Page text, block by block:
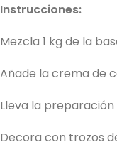
Instrucciones:
Mezcla 1 kg de la
Añade la crema de
Lleva la
Decora con trozos